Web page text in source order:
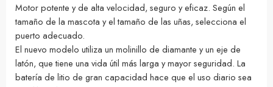
Motor potente y de alta velocidad, seguro y eficaz. Según el
tamaño de la mascota y el tamaño de las uñas, selecciona el
puerto adecuado.
El nuevo modelo utiliza un molinillo de diamante y un eje de
latón, que tiene una vida útil más larga y mayor seguridad. La
batería de litio de gran capacidad hace que el uso diario sea